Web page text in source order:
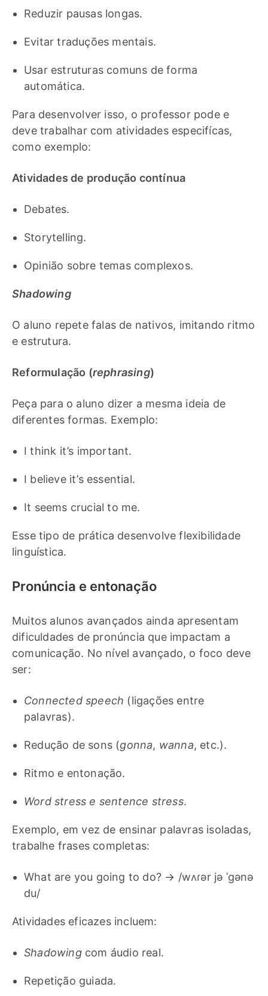
Reduzir pausas longas.
Evitar traduções mentais.
Usar estruturas comuns de forma
automática.
Para desenvolver isso, o professor pode e
deve trabalhar com atividades especifícas,
como exemplo:
Atividades de produção contínua
Debates.
Storytelling.
Opinião sobre temas complexos.
Shadowing
O aluno repete falas de nativos, imitando ritmo
e estrutura.
Reformulação (rephrasing)
Peça para o aluno dizer a mesma ideia de
diferentes formas. Exemplo:
I think it’s important.
I believe it’s essential.
It seems crucial to me.
Esse tipo de prática desenvolve flexibilidade
linguística.
Pronúncia e entonação
Muitos alunos avançados ainda apresentam
dificuldades de pronúncia que impactam a
comunicação. No nível avançado, o foco deve
ser:
Connected speech (ligações entre
palavras).
Redução de sons (gonna, wanna, etc.).
Ritmo e entonação.
Word stress e sentence stress.
Exemplo, em vez de ensinar palavras isoladas,
trabalhe frases completas:
What are you going to do? → /wʌɾər jə ˈgənə
du/
Atividades eficazes incluem:
Shadowingcom áudio real.
Repetição guiada.